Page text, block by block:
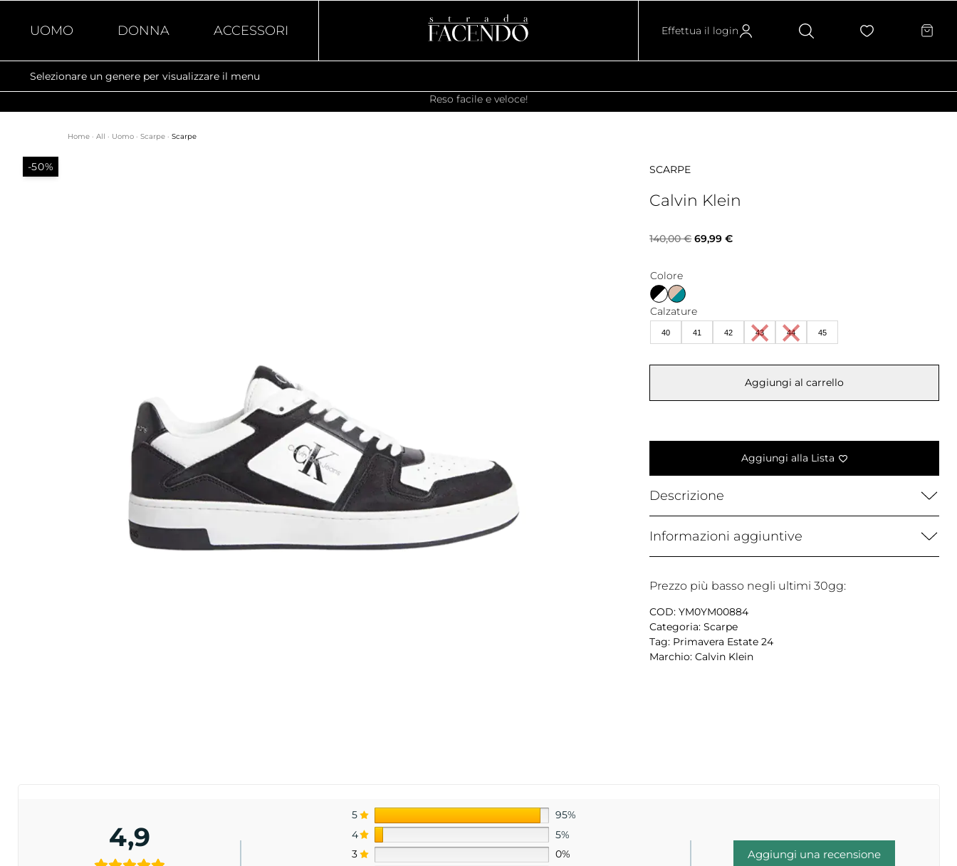
UOMO DONNA ACCESSORI Effettua il login
Selezionare un genere per visualizzare il menu
Reso facile e veloce!
Home · All · Uomo · Scarpe · Scarpe
-50% SCARPE
Calvin Klein
140,00€ Il
era:
69,99€Il
è:
Colore
Calzature
40 41 42 43 44 45
Aggiungi al carrello
Aggiungi alla Lista
Descrizione
Informazioni aggiuntive
Prezzo più basso negli ultimi 30gg:
COD:YM0YM00884
Categoria:Scarpe
Tag: Primavera Estate 24
Marchio:Calvin Klein
4,9
5
95%
4
5%
3
0%
Aggiungi una recensione